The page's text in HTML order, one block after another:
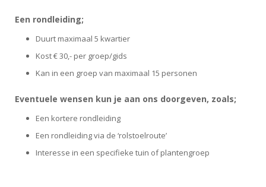
Een rondleiding;
Duurt maximaal 5 kwartier
Kost € 30,- per groep/gids
Kan in een groep van maximaal 15 personen
Eventuele wensen kun je aan ons doorgeven, zoals;
Een kortere rondleiding
Een rondleiding via de ‘rolstoelroute’
Interesse in een specifieke tuin of plantengroep